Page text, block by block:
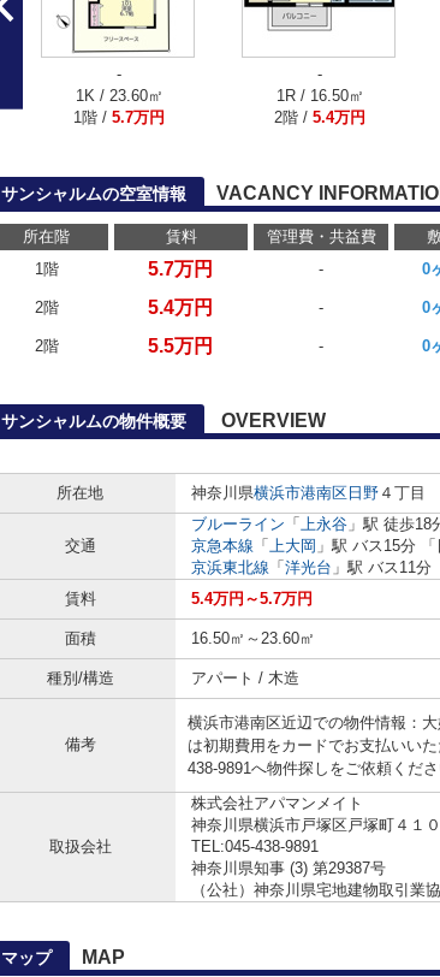
-
1K / 23.60㎡
1階 / 5.7万円
-
1R / 16.50㎡
2階 / 5.4万円
サンシャルムの空室情報 VACANCY
所在階 賃料 管理費・共益費
1階
5.7万円 - 0
2階 5.4万円 - 0
2階 5.5万円 - 0
サンシャルムの物件概要 OVERVIEW
所在地
神奈川県横浜市港南区 日野 ４丁目
交通
ブルーライン 「 上永谷 」駅 徒歩18
京急本線 「 上大岡 」駅 バス15分
京浜東北線 「 洋光台 」駅 バス11分
賃料
5.4万円～5.7万円
面積 16.50㎡～23.60㎡
種別/構造 アパート / 木造
備考
横浜市港南区近辺での物件情報：
は初期費用をカードでお支払いい
438-9891へ物件探しをご依頼くださ
取扱会社
株式会社アパマンメイト
神奈川県横浜市戸塚区戸塚町４１
TEL:045-438-9891
神奈川県知事 (3) 第29387号
（公社）神奈川県宅地建物取引業
マップ MAP